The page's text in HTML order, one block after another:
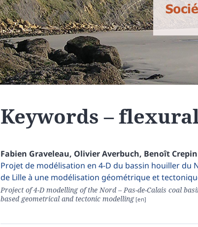
Keywords –
Fabien Graveleau, OlivierAverbuch, Benoît Crepin
Projet de modélisation en 4-D du bassin houiller du
de Lille à une modélisation géométrique et
Project of 4-D modelling of the Nord – Pas-de-Calais coal
based geometrical and tectonic modelling